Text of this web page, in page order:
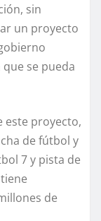
sin
un proyecto
se pueda
este proyecto,
de fútbol y
7 y pista de
de